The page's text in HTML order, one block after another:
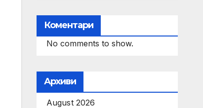
Коментари
No comments to show.
Архиви
August 2026